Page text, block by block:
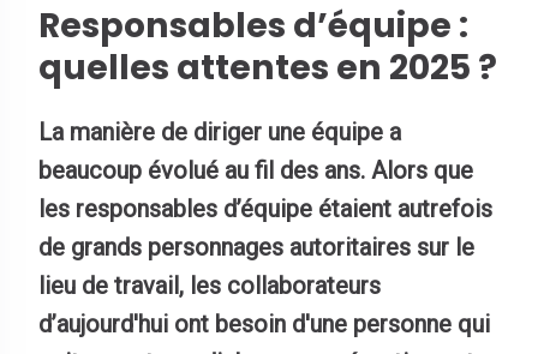
Responsables d’équipe :
quelles attentes en 2025 ?
La manière de diriger une équipe a
beaucoup évolué au fil des ans. Alors que
les responsables d’équipe étaient autrefois
de grands personnages autoritaires sur le
lieu de travail, les collaborateurs
d’aujourd'hui ont besoin d'une personne qui